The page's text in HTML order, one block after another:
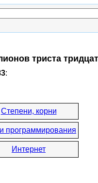
триста
:
Степени, корни
программирования
Интернет